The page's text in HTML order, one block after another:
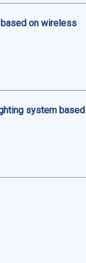
on wireless
system based